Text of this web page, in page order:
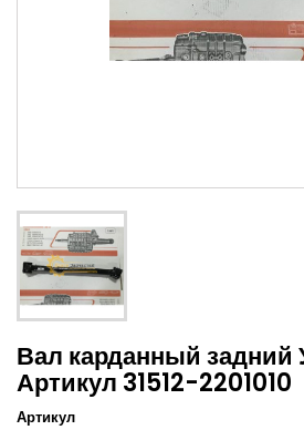
Вал карданный задний
Артикул 31512-2201010
Артикул